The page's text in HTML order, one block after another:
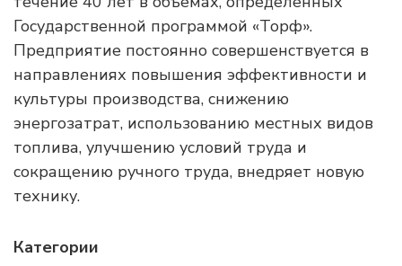
Государственной программой «Торф».
Предприятие постоянно совершенствуется в
направлениях повышения эффективности и
культуры производства, снижению
энергозатрат, использованию местных видов
топлива, улучшению условий труда и
сокращению ручного труда, внедряет новую
технику.
Категории